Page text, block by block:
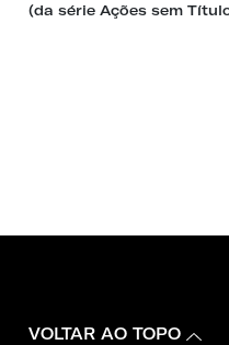
(da série Ações sem
VOLTAR AO TOPO